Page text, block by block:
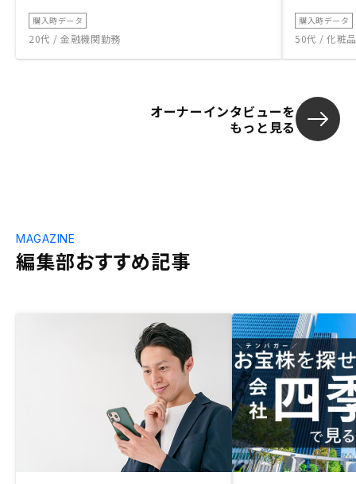
購入時データ
20代 / 金融機関勤務
購入時データ
50代 / 化粧
オーナーインタビューを
もっと見る
編集部おすすめ記事
MAGAZINE